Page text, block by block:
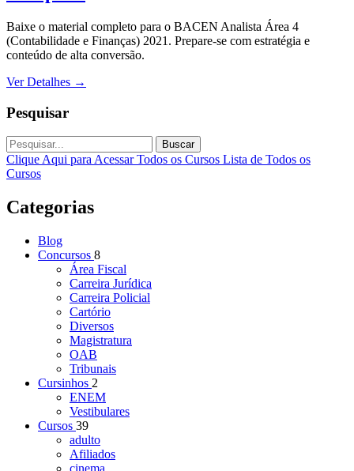
Baixe o material completo para o BACEN Analista Área 4
(Contabilidade e Finanças) 2021. Prepare-se com estratégia e
conteúdo de alta conversão.
Ver Detalhes →
Pesquisar
Buscar
Clique Aqui para Acessar Todos os Cursos Lista de Todos os
Cursos
Categorias
Blog
Concursos 8
Área Fiscal
Carreira Jurídica
Carreira Policial
Cartório
Diversos
Magistratura
OAB
Tribunais
Cursinhos 2
ENEM
Vestibulares
Cursos 39
adulto
Afiliados